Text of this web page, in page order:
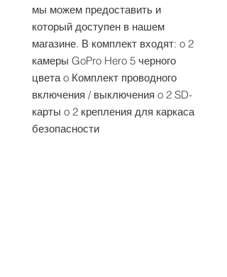
мы можем предоставить и
который доступен в нашем
магазине. В комплект входят: o 2
камеры GoPro Hero 5 черного
цвета o Комплект проводного
включения / выключения o 2 SD-
карты o 2 крепления для каркаса
безопасности